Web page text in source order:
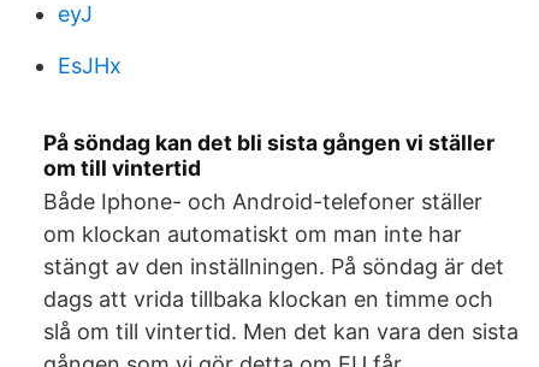
eyJ
EsJHx
På söndag kan det bli sista gången vi ställer
om till vintertid
Både Iphone- och Android-telefoner ställer
om klockan automatiskt om man inte har
stängt av den inställningen. På söndag är det
dags att vrida tillbaka klockan en timme och
slå om till vintertid. Men det kan vara den sista